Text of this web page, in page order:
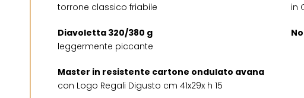
torrone classico friabile
in
Diavoletta 320/380 g
leggermente piccante
Master in resistente cartone ondulato avana
con Logo Regali Digusto cm 41x29x h 15